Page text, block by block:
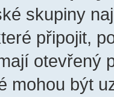
skupiny
připojit,
otevřený
mohou být